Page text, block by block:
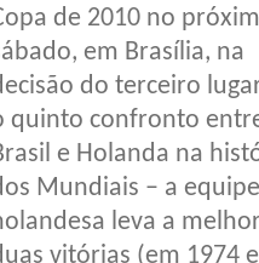
de 2010 no
em Brasília, na
do terceiro
quinto confronto
e Holanda na
Mundiais – a equipe
leva a
vitórias (em 1974